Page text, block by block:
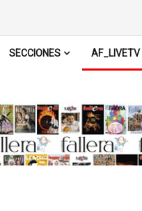
SECCIONES AF_LIVETV